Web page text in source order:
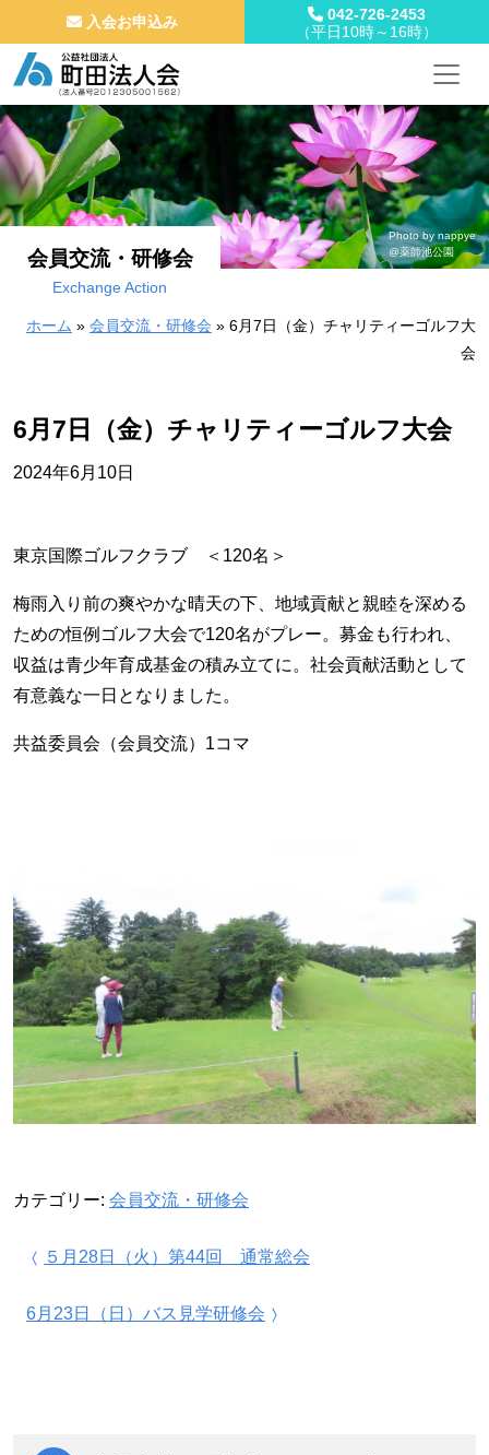
コンテンツへスキップ
メインナビゲーション
入会お申込み
042-726-2453
（平日10時～16時）
会員交流・研修会
Exchange Action
Photo by nappye
@薬師池公園
ホーム » 会員交流・研修会 » 6月7日（金）チャリティーゴルフ大
会
6月7日（金）チャリティーゴルフ大会
2024年6月10日
東京国際ゴルフクラブ ＜120名＞
梅雨入り前の爽やかな晴天の下、地域貢献と親睦を深める
ための恒例ゴルフ大会で120名がプレー。募金も行われ、
収益は青少年育成基金の積み立てに。社会貢献活動として
有意義な一日となりました。
共益委員会（会員交流）1コマ
カテゴリー: 会員交流・研修会
投稿ナビゲーション
５月28日（火）第44回 通常総会
6月23日（日）バス見学研修会